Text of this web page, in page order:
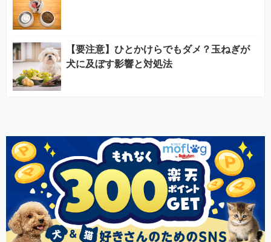
【要注意】ひとかけらでもダメ？玉ねぎが
犬に及ぼす影響と対処法